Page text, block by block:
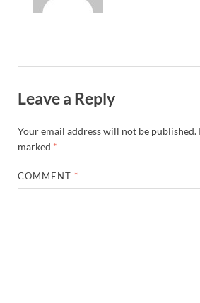
Leave a Reply
Your email address will not be published.
marked *
COMMENT *